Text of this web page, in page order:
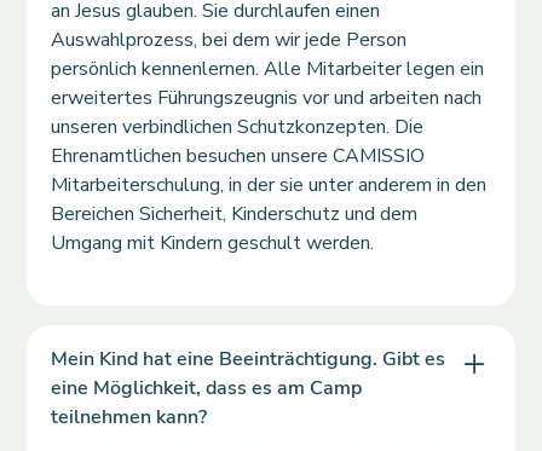
an Jesus glauben. Sie durchlaufen einen
Auswahlprozess, bei dem wir jede Person
persönlich kennenlernen. Alle Mitarbeiter legen ein
erweitertes Führungszeugnis vor und arbeiten nach
unseren verbindlichen Schutzkonzepten. Die
Ehrenamtlichen besuchen unsere CAMISSIO
Mitarbeiterschulung, in der sie unter anderem in den
Bereichen Sicherheit, Kinderschutz und dem
Umgang mit Kindern geschult werden.
Mein Kind hat eine Beeinträchtigung. Gibt es
eine Möglichkeit, dass es am Camp
teilnehmen kann?